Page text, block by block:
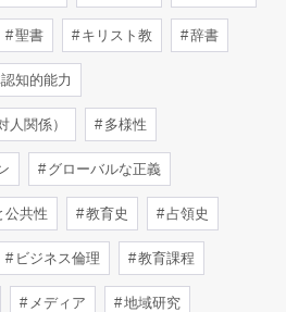
聖書 キリスト教 辞書
知的能力
関係） 多様性
グローバルな正義
共性 教育史 占領史
ビジネス倫理 教育課程
メディア 地域研究